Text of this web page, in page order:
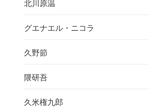
北川原温
グエナエル・ニコラ
久野節
隈研吾
久米権九郎